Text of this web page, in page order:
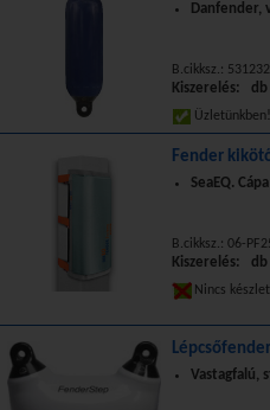
Danfender,
B.cikksz.:
Kiszerelés: db
Fender
SeaEQ.
B.cikksz.: 06-
Kiszerelés: db
Nincs
Vastagfalú,